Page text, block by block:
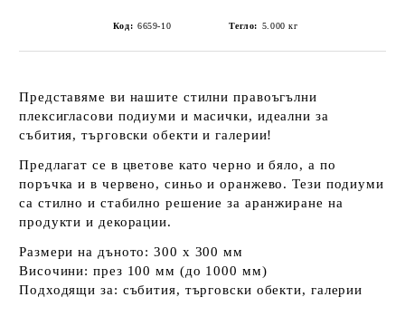
Код: 6659-10 Тегло: 5.000 кг
Представяме ви нашите стилни правоъгълни
плексигласови подиуми и масички, идеални за
събития, търговски обекти и галерии!
Предлагат се в цветове каточерно ибяло, а по
поръчка и в червено, синьо иоранжево. Тези подиуми
са стилно и стабилно решение за аранжиране на
продукти и декорации.
Размери на дъното:300 х 300 мм
Височини: през 100 мм (до 1000 мм)
Подходящи за: събития, търговски обекти, галерии